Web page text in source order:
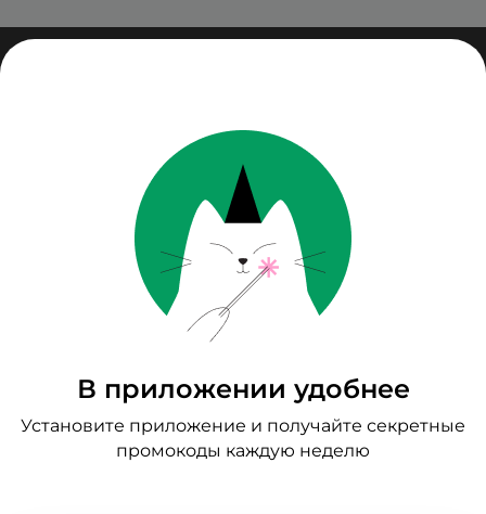
заказывай через
мобильное приложение
Политика обработки персональной информации
Политика использования Cookies
В приложении удобнее
Установите приложение и получайте секретные
промокоды каждую неделю